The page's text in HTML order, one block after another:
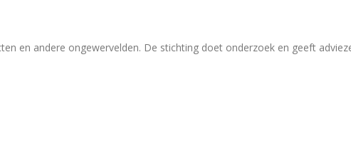
en andere ongewervelden. De stichting doet onderzoek en geeft